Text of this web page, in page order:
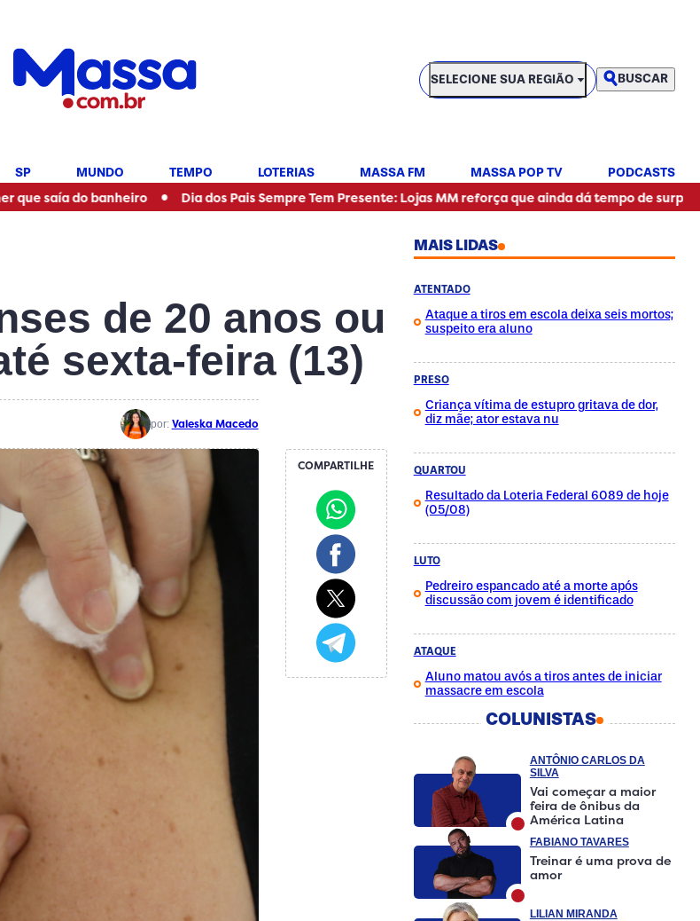
SELECIONE SUA REGIÃO
SELECIONE SUA REGIÃO BUSCAR
SP MUNDO TEMPO LOTERIAS MASSA FM MASSA POP TV PODCASTS
banheiro • Dia dos Pais Sempre Tem Presente: Lojas MM reforça que ainda dá tempo de surpreender
de 20 anos ou
sexta-feira (13)
por: Valeska Macedo
COMPARTILHE
MAIS LIDAS
ATENTADO
Ataque a tiros em escola deixa seis mortos;
suspeito era aluno
PRESO
Criança vítima de estupro gritava de dor,
diz mãe; ator estava nu
QUARTOU
Resultado da Loteria Federal 6089 de hoje
(05/08)
LUTO
Pedreiro espancado até a morte após
discussão com jovem é identificado
ATAQUE
Aluno matou avós a tiros antes de iniciar
massacre em escola
COLUNISTAS
ANTÔNIO CARLOS DA
SILVA
Vai começar a maior
feira de ônibus da
América Latina
FABIANO TAVARES
Treinar é uma prova de
amor
LILIAN MIRANDA